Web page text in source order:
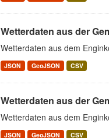
Wetterdaten aus der
Wetterdaten aus dem
JSON GeoJSON CSV
Wetterdaten aus der
Wetterdaten aus dem
JSON GeoJSON CSV